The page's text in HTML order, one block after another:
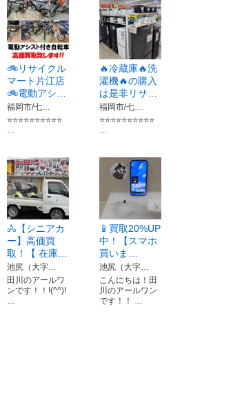
🚲リサイクル
マート片江店
🚲電動アシ…
福岡市/七…
⭐️⭐️⭐️⭐️⭐️⭐️⭐️⭐️⭐️⭐️
🔥冷蔵庫🔥洗
濯機🔥の購入
は是非リサ…
福岡市/七…
⭐️⭐️⭐️⭐️⭐️⭐️⭐️⭐️⭐️⭐️
🚴【シニアカ
ー】高価買
取！【 在庫…
池尻（大字…
田川のアールワ
ンです！！!(^^)!
📱買取20%UP
中！【スマホ
買いま…
池尻（大字…
こんにちは！田
川のアールワン
です！！ …